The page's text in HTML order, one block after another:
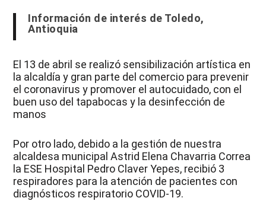
Información de interés de Toledo,
Antioquia
El 13 de abril se realizó sensibilización artística en
la alcaldía y gran parte del comercio para prevenir
el coronavirus y promover el autocuidado, con el
buen uso del tapabocas y la desinfección de
manos
Por otro lado, debido a la gestión de nuestra
alcaldesa municipal Astrid Elena Chavarria Correa
la ESE Hospital Pedro Claver Yepes, recibió 3
respiradores para la atención de pacientes con
diagnósticos respiratorio COVID-19.